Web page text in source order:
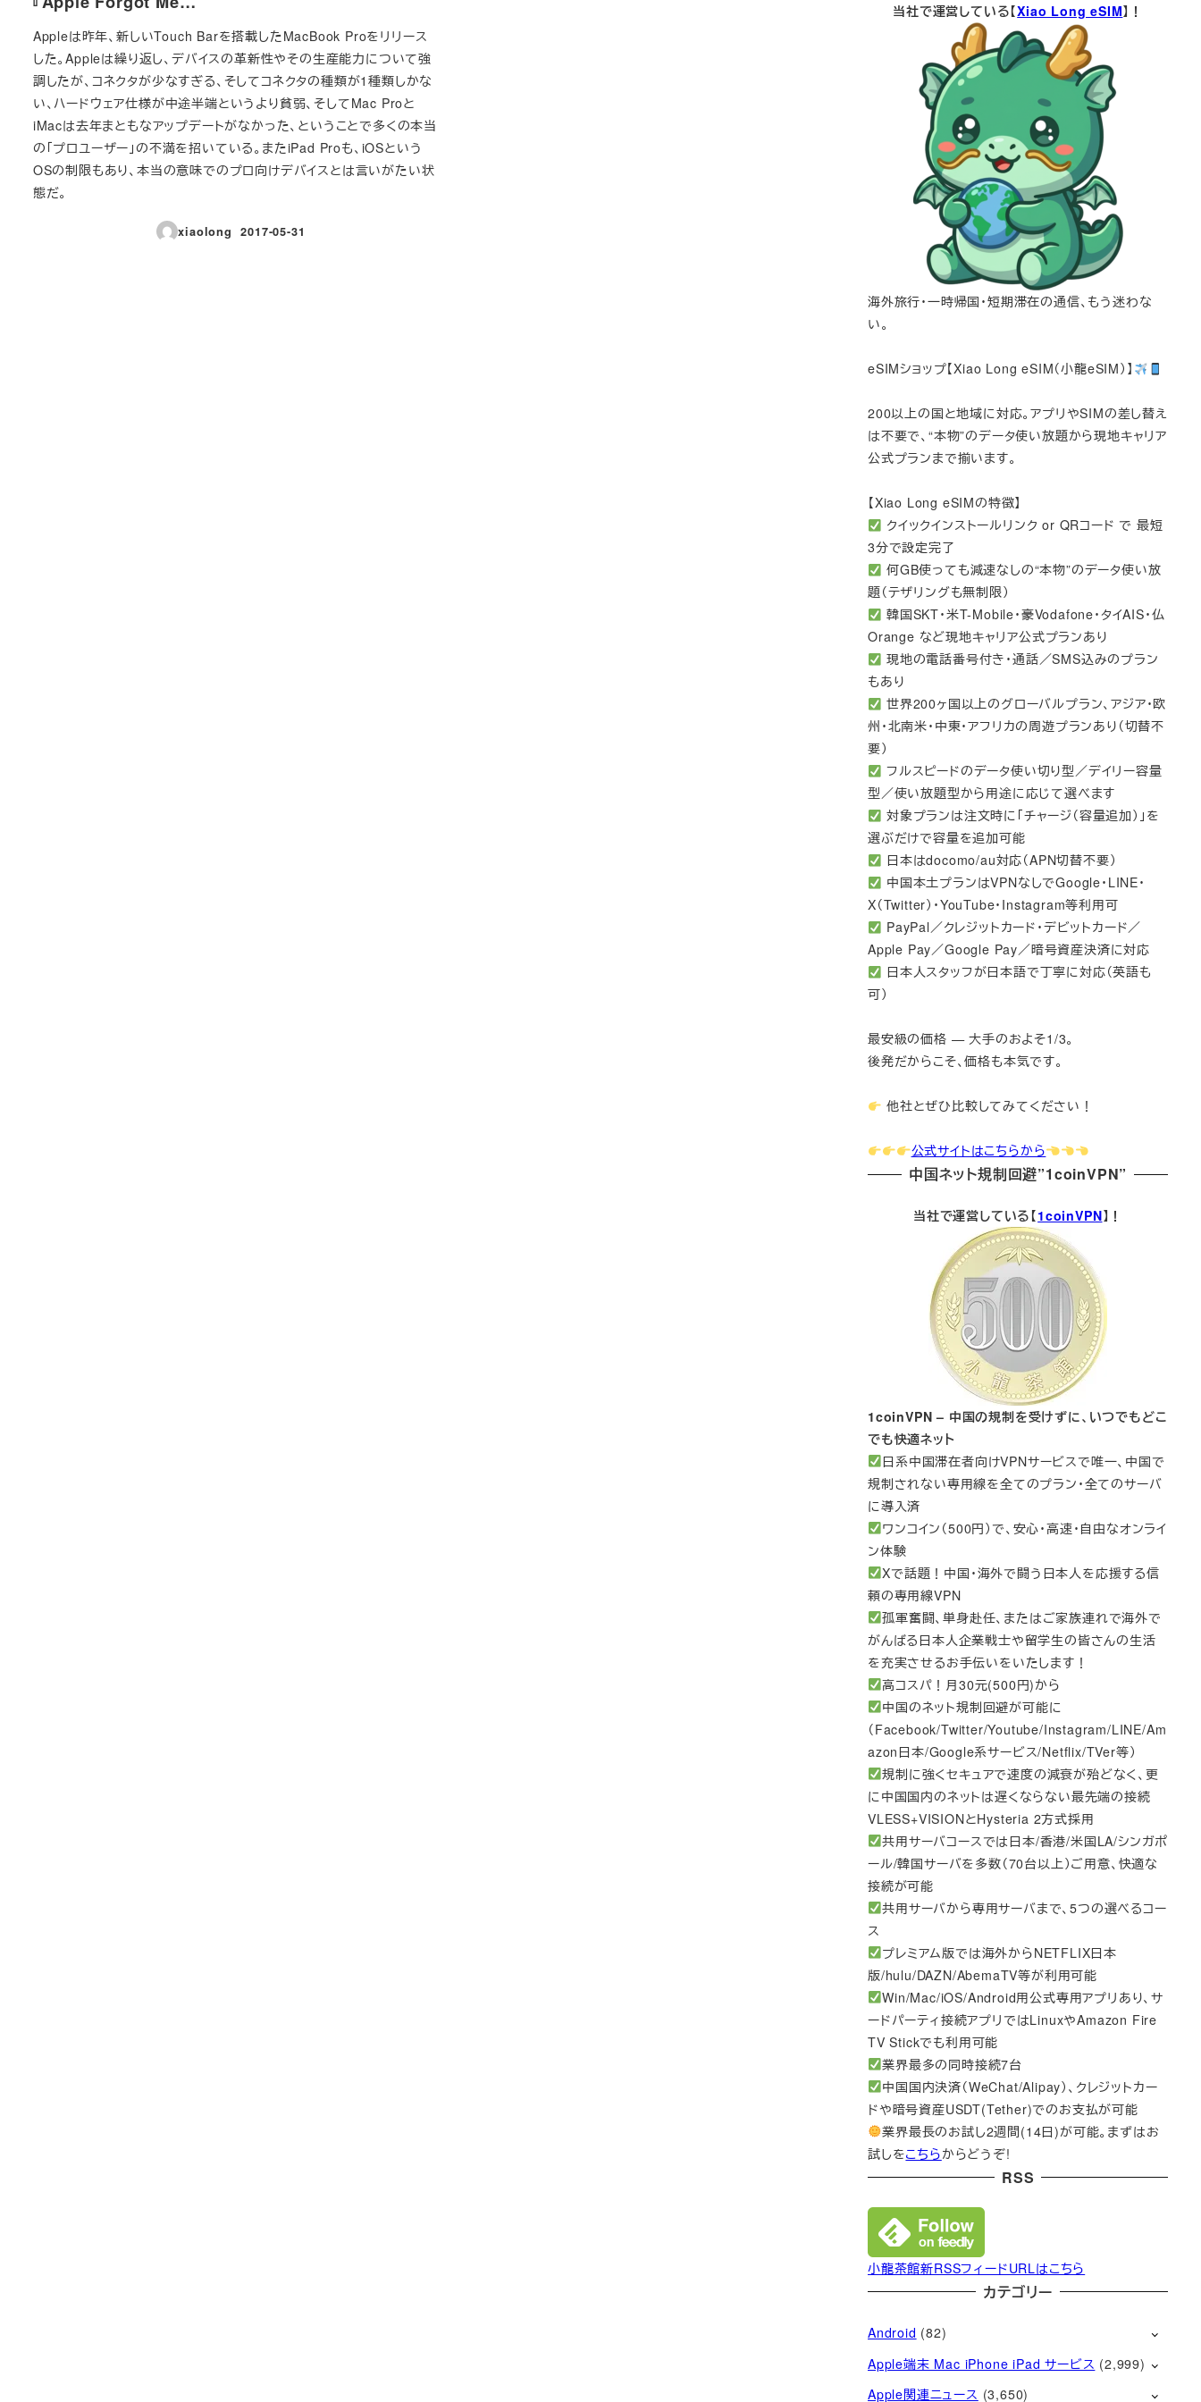
Appleは昨年、新しいTouch Barを搭載したMacBook Proをリリース
した。Appleは繰り返し、デバイスの革新性やその生産能力について強
調したが、コネクタが少なすぎる、そしてコネクタの種類が1種類しかな
い、ハードウェア仕様が中途半端というより貧弱、そしてMac Proと
iMacは去年まともなアップデートがなかった、ということで多くの本当
の「プロユーザー」の不満を招いている。またiPad Proも、iOSという
OSの制限もあり、本当の意味でのプロ向けデバイスとは言いがたい状
態だ。
xiaolong
投稿日
2017-05-31
当社で運営している【Xiao Long eSIM】！
海外旅行・一時帰国・短期滞在の通信、もう迷わな
い。
eSIMショップ【Xiao Long eSIM（小龍eSIM）】
200以上の国と地域に対応。アプリやSIMの差し替え
は不要で、“本物”のデータ使い放題から現地キャリア
公式プランまで揃います。
【Xiao Long eSIMの特徴】
クイックインストールリンク or QRコード で 最短
3分で設定完了
何GB使っても減速なしの“本物”のデータ使い放
題（テザリングも無制限）
韓国SKT・米T-Mobile・豪Vodafone・タイAIS・仏
Orange など現地キャリア公式プランあり
現地の電話番号付き・通話／SMS込みのプラン
もあり
世界200ヶ国以上のグローバルプラン、アジア・欧
州・北南米・中東・アフリカの周遊プランあり（切替不
要）
フルスピードのデータ使い切り型／デイリー容量
型／使い放題型から用途に応じて選べます
対象プランは注文時に「チャージ（容量追加）」を
選ぶだけで容量を追加可能
日本はdocomo/au対応（APN切替不要）
中国本土プランはVPNなしでGoogle・LINE・
X（Twitter）・YouTube・Instagram等利用可
PayPal／クレジットカード・デビットカード／
Apple Pay／Google Pay／暗号資産決済に対応
日本人スタッフが日本語で丁寧に対応（英語も
可）
最安級の価格 — 大手のおよそ1/3。
後発だからこそ、価格も本気です。
他社とぜひ比較してみてください！
公式サイトはこちらから
中国ネット規制回避”1coinVPN”
当社で運営している【1coinVPN】！
1coinVPN – 中国の規制を受けずに、いつでもどこ
でも快適ネット
日系中国滞在者向けVPNサービスで唯一、中国で
規制されない専用線を全てのプラン・全てのサーバ
に導入済
ワンコイン（500円）で、安心・高速・自由なオンライ
ン体験
Xで話題！中国・海外で闘う日本人を応援する信
頼の専用線VPN
孤軍奮闘、単身赴任、またはご家族連れで海外で
がんばる日本人企業戦士や留学生の皆さんの生活
を充実させるお手伝いをいたします！
高コスパ！月30元(500円)から
中国のネット規制回避が可能に
（Facebook/Twitter/Youtube/Instagram/LINE/Am
azon日本/Google系サービス/Netflix/TVer等）
規制に強くセキュアで速度の減衰が殆どなく、更
に中国国内のネットは遅くならない最先端の接続
VLESS+VISIONとHysteria 2方式採用
共用サーバコースでは日本/香港/米国LA/シンガポ
ール/韓国サーバを多数（70台以上）ご用意、快適な
接続が可能
共用サーバから専用サーバまで、5つの選べるコー
ス
プレミアム版では海外からNETFLIX日本
版/hulu/DAZN/AbemaTV等が利用可能
Win/Mac/iOS/Android用公式専用アプリあり、サ
ードパーティ接続アプリではLinuxやAmazon Fire
TV Stickでも利用可能
業界最多の同時接続7台
中国国内決済（WeChat/Alipay）、クレジットカー
ドや暗号資産USDT(Tether)でのお支払が可能
業界最長のお試し2週間(14日)が可能。まずはお
試しをこちらからどうぞ!
RSS
小龍茶館新RSSフィードURLはこちら
カテゴリー
Android (82)
Apple端末 Mac iPhone iPad サービス (2,999)
Apple関連ニュース (3,650)